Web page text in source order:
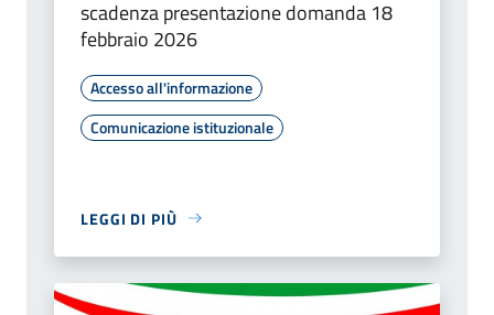
scadenza presentazione domanda 18
febbraio 2026
Accesso all'informazione
Comunicazione istituzionale
LEGGI DI PIÙ